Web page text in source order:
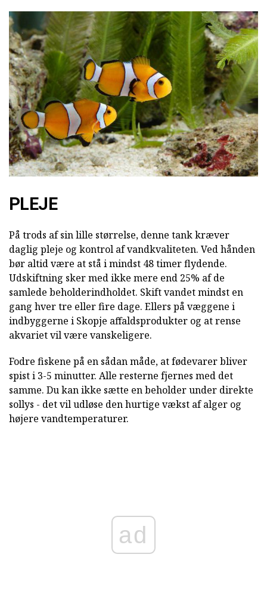
PLEJE
På trods af sin lille størrelse, denne tank kræver
daglig pleje og kontrol af vandkvaliteten. Ved hånden
bør altid være at stå i mindst 48 timer flydende.
Udskiftning sker med ikke mere end 25% af de
samlede beholderindholdet. Skift vandet mindst en
gang hver tre eller fire dage. Ellers på væggene i
indbyggerne i Skopje affaldsprodukter og at rense
akvariet vil være vanskeligere.
Fodre fiskene på en sådan måde, at fødevarer bliver
spist i 3-5 minutter. Alle resterne fjernes med det
samme. Du kan ikke sætte en beholder under direkte
sollys - det vil udløse den hurtige vækst af alger og
højere vandtemperaturer.
ad